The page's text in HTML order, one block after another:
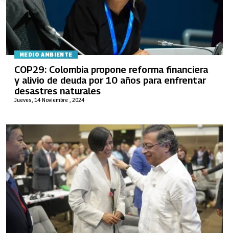
MEDIO AMBIENTE
Jueves, 14 Noviembre , 2024
COP29: Colombia propone reforma financiera
y alivio de deuda por 10 años para enfrentar
desastres naturales